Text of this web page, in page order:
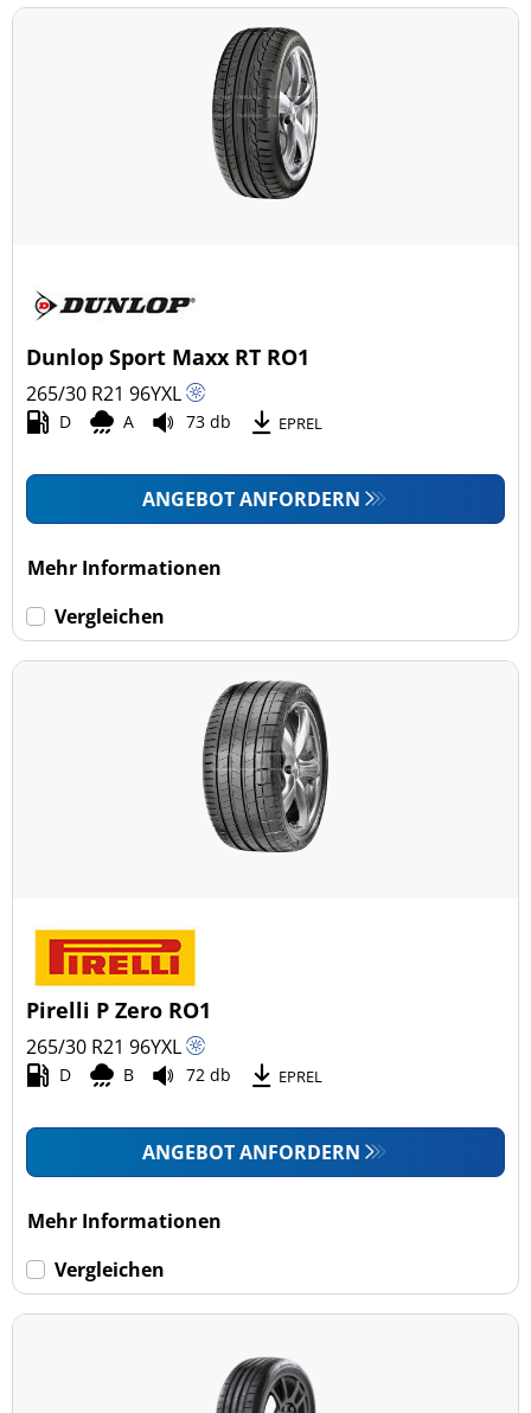
Dunlop Sport Maxx RT RO1
265/30 R2196YXL
D A 73 db EPREL
ANGEBOT ANFORDERN
Mehr Informationen
Vergleichen
Pirelli P Zero RO1
265/30 R2196YXL
D B 72 db EPREL
ANGEBOT ANFORDERN
Mehr Informationen
Vergleichen